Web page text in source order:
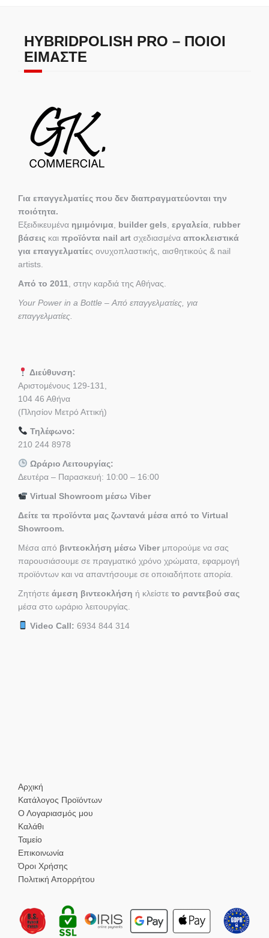
HYBRIDPOLISH PRO – ΠΟΙΟΙ
ΕΊΜΑΣΤΕ
Για επαγγελματίες που δεν διαπραγματεύονται την
ποιότητα.
Εξειδικευμένα ημιμόνιμα builder gels εργαλεία rubber
βάσεις και προϊόντα nail art σχεδιασμένα αποκλειστικά
για επαγγελματίες ονυχοπλαστικής, αισθητικούς & nail
artists.
Από το 2011 , στην καρδιά της Αθήνας.
Your Power in a Bottle – Από επαγγελματίες, για
επαγγελματίες.
Διεύθυνση:
Αριστομένους 129-131,
104 46 Αθήνα
(Πλησίον Μετρό Αττική)
Τηλέφωνο:
210 244 8978
Ωράριο Λειτουργίας:
Δευτέρα – Παρασκευή: 10:00 – 16:00
Virtual Showroom μέσω Viber
Δείτε τα προϊόντα μας ζωντανά μέσα από το Virtual
Showroom.
Μέσα από βιντεοκλήση μέσω Viber μπορούμε να σας
παρουσιάσουμε σε πραγματικό χρόνο χρώματα, εφαρμογή
προϊόντων και να απαντήσουμε σε οποιαδήποτε απορία.
Ζητήστε άμεση βιντεοκλήση ή κλείστε το ραντεβού σας
μέσα στο ωράριο λειτουργίας.
Video Call: 6934 844 314
Αρχική
Κατάλογος Προϊόντων
Ο Λογαριασμός μου
Καλάθι
Ταμείο
Επικοινωνία
Όροι Χρήσης
Πολιτική Απορρήτου